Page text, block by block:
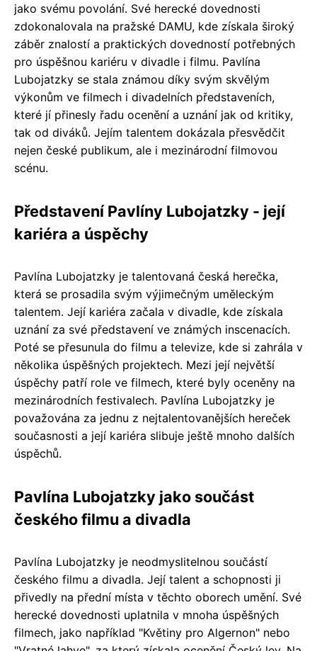
jako svému povolání. Své herecké dovednosti
zdokonalovala na pražské DAMU, kde získala široký
záběr znalostí a praktických dovedností potřebných
pro úspěšnou kariéru v divadle i filmu. Pavlína
Lubojatzky se stala známou díky svým skvělým
výkonům ve filmech i divadelních představeních,
které jí přinesly řadu ocenění a uznání jak od kritiky,
tak od diváků. Jejím talentem dokázala přesvědčit
nejen české publikum, ale i mezinárodní filmovou
scénu.
Představení Pavlíny Lubojatzky - její
kariéra a úspěchy
Pavlína Lubojatzky je talentovaná česká herečka,
která se prosadila svým výjimečným uměleckým
talentem. Její kariéra začala v divadle, kde získala
uznání za své představení ve známých inscenacích.
Poté se přesunula do filmu a televize, kde si zahrála v
několika úspěšných projektech. Mezi její největší
úspěchy patří role ve filmech, které byly oceněny na
mezinárodních festivalech. Pavlína Lubojatzky je
považována za jednu z nejtalentovanějších hereček
současnosti a její kariéra slibuje ještě mnoho dalších
úspěchů.
Pavlína Lubojatzky jako součást
českého filmu a divadla
Pavlína Lubojatzky je neodmyslitelnou součástí
českého filmu a divadla. Její talent a schopnosti ji
přivedly na přední místa v těchto oborech umění. Své
herecké dovednosti uplatnila v mnoha úspěšných
filmech, jako například "Květiny pro Algernon" nebo